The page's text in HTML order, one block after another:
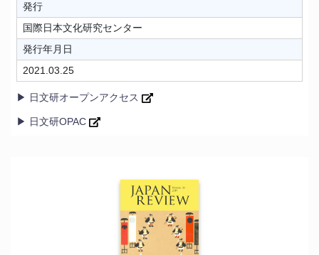
発行
国際日本文化研究センター
発行年月日
2021.03.25
▶ 日文研オープンアクセス
▶ 日文研OPAC